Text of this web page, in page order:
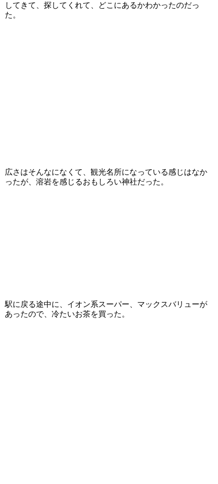
してきて、探してくれて、どこにあるかわかったのだっ
た。
広さはそんなになくて、観光名所になっている感じはなか
ったが、溶岩を感じるおもしろい神社だった。
駅に戻る途中に、イオン系スーパー、マックスバリューが
あったので、冷たいお茶を買った。